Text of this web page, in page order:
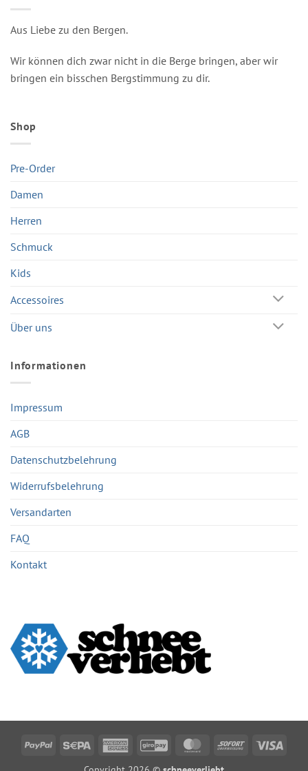
Aus Liebe zu den Bergen.
Wir können dich zwar nicht in die Berge bringen, aber wir
bringen ein bisschen Bergstimmung zu dir.
Shop
Pre-Order
Damen
Herren
Schmuck
Kids
Accessoires
Über uns
Informationen
Impressum
AGB
Datenschutzbelehrung
Widerrufsbelehrung
Versandarten
FAQ
Kontakt
PayPal Sepa
AmericanGiroPay MasterCardSofort